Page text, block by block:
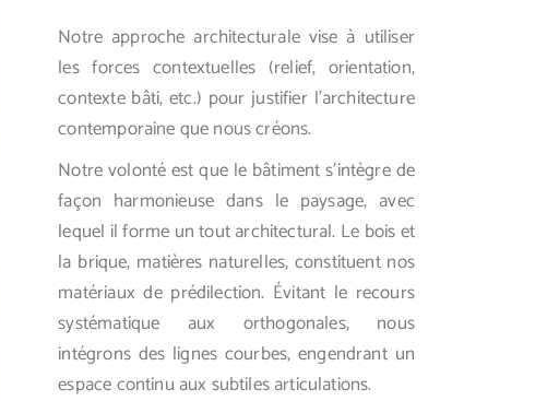
Notre approche architecturale vise à utiliser
les forces contextuelles (relief, orientation,
contexte bâti, etc.) pour justifier l’architecture
contemporaine que nous créons.
Notre volonté est que le bâtiment s’intègre de
façon harmonieuse dans le paysage, avec
lequel il forme un tout architectural. Le bois et
la brique, matières naturelles, constituent nos
matériaux de prédilection. Évitant le recours
systématique aux orthogonales, nous
intégrons des lignes courbes, engendrant un
espace continu aux subtiles articulations.